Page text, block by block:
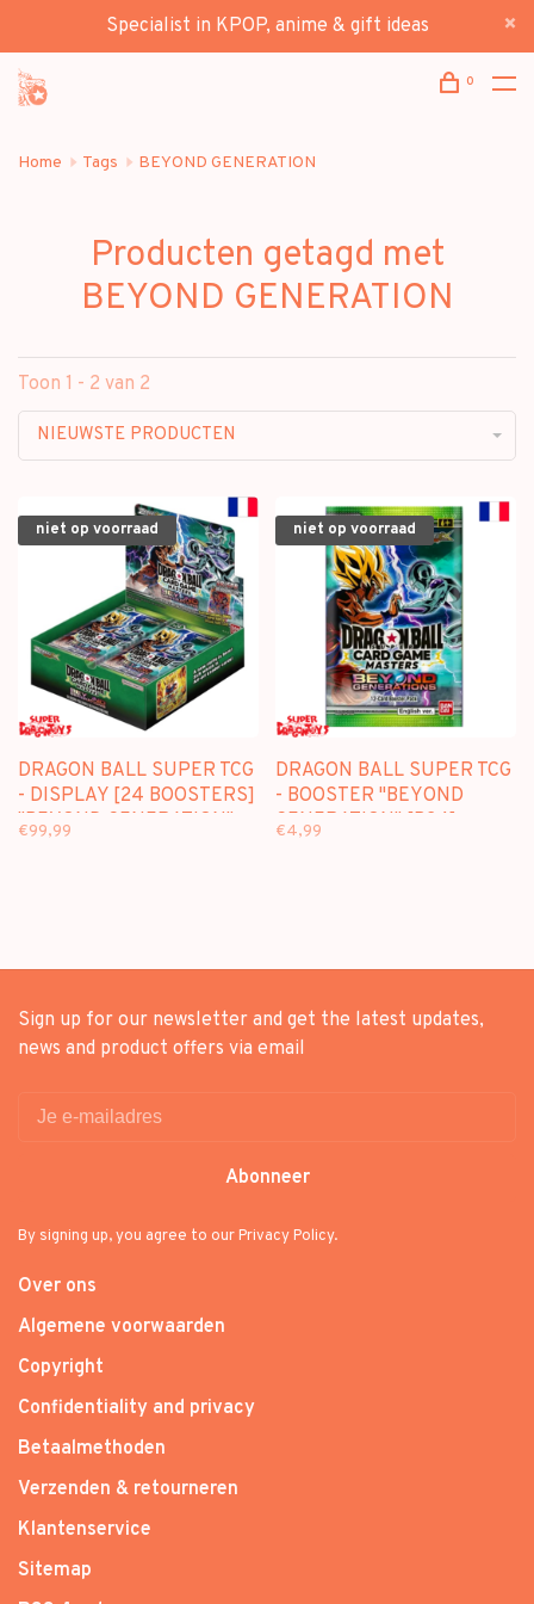
Specialist in KPOP, anime & gift ideas
0
Home Tags BEYOND GENERATION
Producten getagd met
BEYOND GENERATION
Toon 1 - 2 van 2
NIEUWSTE PRODUCTEN
niet op voorraad
DRAGON BALL SUPER TCG
- DISPLAY [24 BOOSTERS]
"BEYOND GENERATION"
€99,99
niet op voorraad
DRAGON BALL SUPER TCG
- BOOSTER "BEYOND
GENERATION" [B24] -
€4,99
Sign up for our newsletter and get the latest updates,
news and product offers via email
Abonneer
By signing up, you agree to our Privacy Policy.
Over ons
Algemene voorwaarden
Copyright
Confidentiality and privacy
Betaalmethoden
Verzenden & retourneren
Klantenservice
Sitemap